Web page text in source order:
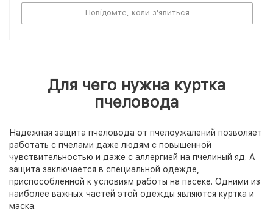
Повідомте, коли з'явиться
Для чего нужна куртка
пчеловода
Надежная защита пчеловода от пчелоужалений позволяет
работать с пчелами даже людям с повышенной
чувствительностью и даже с аллергией на пчелиный яд. А
защита заключается в специальной одежде,
приспособленной к условиям работы на пасеке. Одними из
наиболее важных частей этой одежды являются куртка и
маска.